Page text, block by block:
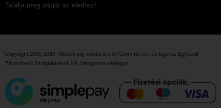
Találja meg párját az élethez!
Copyright 2003-2026. Minden jog fenntartva. A Párom.hu név és logo az Egyesült
Társkereső Szolgáltatások Kft. bejegyzett védjegye.